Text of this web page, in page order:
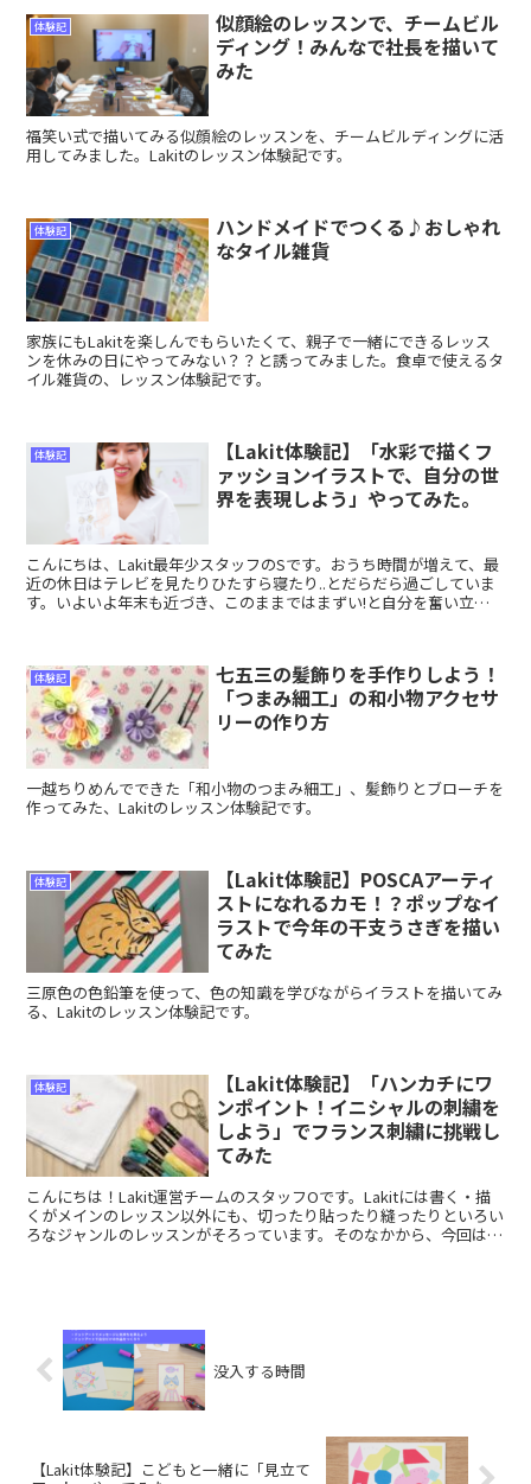
体験記
似顔絵のレッスンで、チームビル
ディング！みんなで社長を描いて
みた
福笑い式で描いてみる似顔絵のレッスンを、チームビルディングに活
用してみました。Lakitのレッスン体験記です。
体験記
ハンドメイドでつくる♪おしゃれ
なタイル雑貨
家族にもLakitを楽しんでもらいたくて、親子で一緒にできるレッス
ンを休みの日にやってみない？？と誘ってみました。食卓で使えるタ
イル雑貨の、レッスン体験記です。
体験記
【Lakit体験記】「水彩で描くフ
ァッションイラストで、自分の世
界を表現しよう」やってみた。
こんにちは、Lakit最年少スタッフのSです。おうち時間が増えて、最
近の休日はテレビを見たりひたすら寝たり..とだらだら過ごしていま
す。いよいよ年末も近づき、このままではまずい!と自分を奮い立た
体験記
七五三の髪飾りを手作りしよう！
「つまみ細工」の和小物アクセサ
リーの作り方
一越ちりめんでできた「和小物のつまみ細工」、髪飾りとブローチを
作ってみた、Lakitのレッスン体験記です。
体験記
【Lakit体験記】POSCAアーティ
ストになれるカモ！？ポップなイ
ラストで今年の干支うさぎを描い
てみた
三原色の色鉛筆を使って、色の知識を学びながらイラストを描いてみ
る、Lakitのレッスン体験記です。
体験記
【Lakit体験記】「ハンカチにワ
ンポイント！イニシャルの刺繍を
しよう」でフランス刺繍に挑戦し
てみた
こんにちは！Lakit運営チームのスタッフOです。Lakitには書く・描
くがメインのレッスン以外にも、切ったり貼ったり縫ったりといろい
ろなジャンルのレッスンがそろっています。そのなかから、今回は
没入する時間
【Lakit体験記】こどもと一緒に「見立て